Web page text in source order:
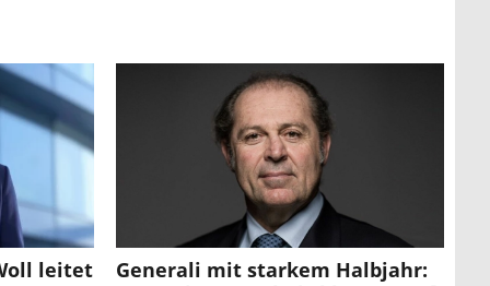
leitet
Generali mit starkem Halbjahr: